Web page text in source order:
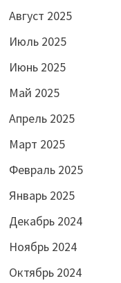
Август 2025
Июль 2025
Июнь 2025
Май 2025
Апрель 2025
Март 2025
Февраль 2025
Январь 2025
Декабрь 2024
Ноябрь 2024
Октябрь 2024